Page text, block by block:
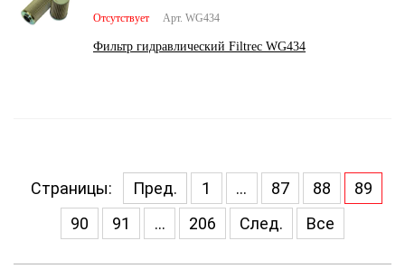
Арт. WG434
Отсутствует
Фильтр гидравлический Filtrec WG434
Страницы: Пред. 1 ... 87 88
89
90
91 ... 206 След. Все